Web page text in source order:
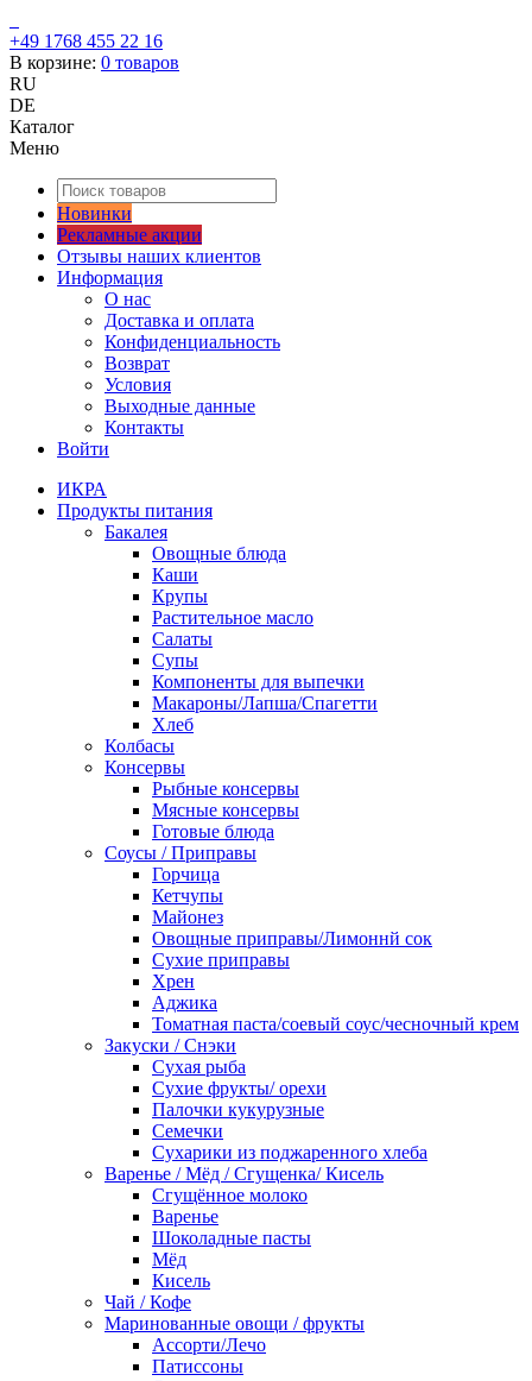
+49 1768 455 22 16
В корзине: 0 товаров
RU
DE
Каталог
Меню
Новинки
Рекламные акции
Отзывы наших клиентов
Информация
О нас
Доставка и оплата
Конфиденциальность
Возврат
Условия
Выходные данные
Контакты
Войти
ИКРА
Продукты питания
Бакалея
Овощные блюда
Каши
Крупы
Растительное масло
Салаты
Супы
Компоненты для выпечки
Макароны/Лапша/Спагетти
Хлеб
Колбасы
Консервы
Рыбные консервы
Мясные консервы
Готовые блюда
Соусы / Приправы
Горчица
Кетчупы
Майонез
Овощные приправы/Лимоннй сок
Сухие приправы
Хрен
Аджика
Томатная паста/соевый соус/чесночный крем
Закуски / Снэки
Сухая рыба
Сухие фрукты/ орехи
Палочки кукурузные
Семечки
Сухарики из поджаренного хлеба
Варенье / Мёд / Сгущенка/ Кисель
Сгущённое молоко
Варенье
Шоколадные пасты
Мёд
Кисель
Чай / Кофе
Маринованные овощи / фрукты
Ассорти/Лечо
Патиссоны